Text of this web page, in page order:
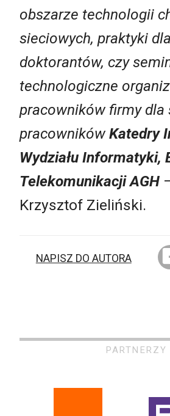
obszarze technologii
sieciowych, praktyki
doktorantów, czy
technologiczne
pracowników firmy dla
pracownikówKatedry
Wydziału Informatyki,
Telekomunikacji AGH
Krzysztof Zieliński.
NAPISZ DO AUTORA
PARTNERZY